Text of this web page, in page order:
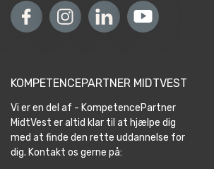
KOMPETENCEPARTNER MIDTVEST
Vi er en del af - KompetencePartner
MidtVest er altid klar til at hjælpe dig
med at finde den rette uddannelse for
dig. Kontakt os gerne på: